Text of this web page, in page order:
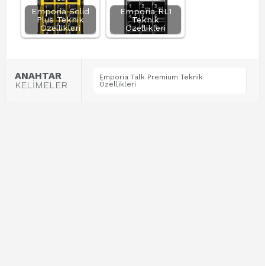
Emporia Solid
Plus Teknik
Özellikleri
Emporia RL1
Teknik
Özellikleri
ANAHTAR
KELİMELER
Emporia Talk Premium Teknik
Özellikleri